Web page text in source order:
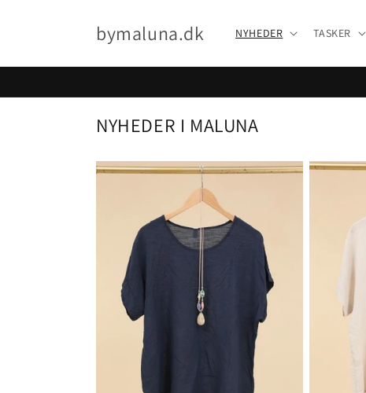
bymaluna.dk NYHEDER TASKER
NYHEDER I MALUNA